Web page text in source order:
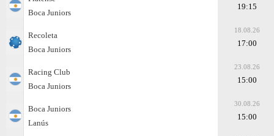
Boca Juniors
19:15
Recoleta
Boca Juniors
18.08.26
17:00
Racing Club
Boca Juniors
23.08.26
15:00
Boca Juniors
Lanús
30.08.26
15:00